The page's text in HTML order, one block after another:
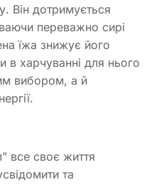
Він дотримується
переважно сирі
їжа знижує його
в харчуванні для нього
вибором, а й
все своє життя
та